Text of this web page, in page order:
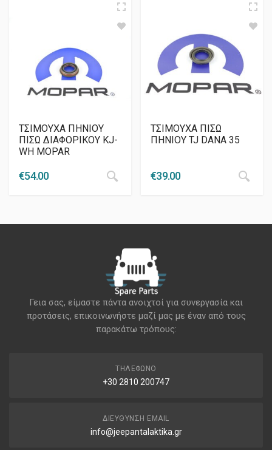
ΤΣΙΜΟΥΧΑ ΠΗΝΙΟΥ
ΠΙΣΩ ΔΙΑΦΟΡΙΚΟΥ ΚJ-
WH MOPAR
€54.00
ΤΣΙΜΟΥΧΑ ΠΙΣΩ
ΠΗΝΙΟΥ TJ DANA 35
€39.00
Γεια σας, είμαστε πάντα ανοιχτοί για συνεργασία και
προτάσεις, επικοινωνήστε μαζί μας με έναν από τους
παρακάτω τρόπους:
ΤΗΛΈΦΩΝΟ
+30 2810 200747
ΔΙΕΎΘΥΝΣΗ EMAIL
info@jeepantalaktika.gr